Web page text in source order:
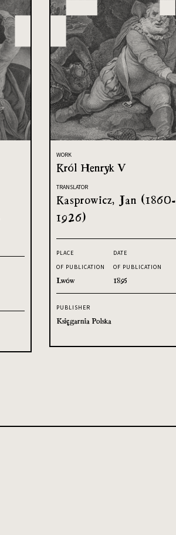
WORK
Król Henryk V
TRANSLATOR
Kasprowicz, Jan (1860-
1926)
PLACE
OF PUBLICATION
Lwów
DATE
OF PUBLICATION
1895
PUBLISHER
Księgarnia Polska